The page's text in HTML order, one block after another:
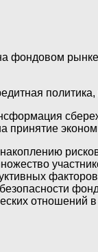
фондовом
принятие
отношений